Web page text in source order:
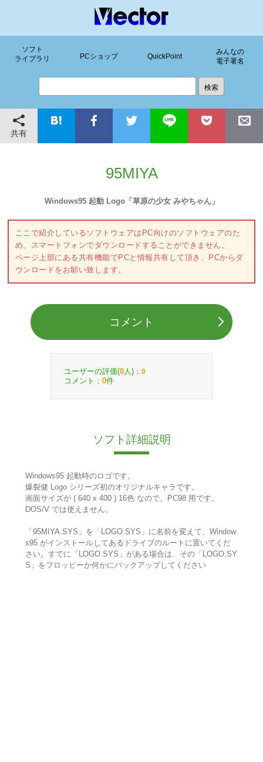
ソフト
ライブラリ
PCショップ QuickPoint
みんなの
電子署名
共有
95MIYA
Windows95 起動 Logo「草原の少女 みやちゃん」
ここで紹介しているソフトウェアはPC向けのソフトウェアのた
め、スマートフォンでダウンロードすることができません。
ページ上部にある共有機能でPCと情報共有して頂き、PCからダ
ウンロードをお願い致します。
コメント
ユーザーの評価(0 人)： 0
コメント： 0件
ソフト詳細説明
Windows95 起動時のロゴです。
爆裂健 Logo シリーズ初のオリジナルキャラです。
画面サイズが ( 640 x 400 ) 16色 なので、PC98 用です。
DOS/V では使えません。
「95MIYA.SYS」を「LOGO.SYS」に名前を変えて、Window
s95 がインストールしてあるドライブのルートに置いてくだ
さい。すでに「LOGO.SYS」がある場合は、その「LOGO.SY
S」をフロッピーか何かにバックアップしてください